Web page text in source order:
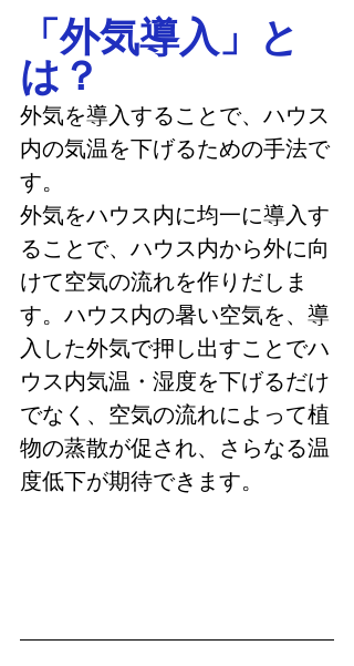
「外気導入」と
は？
外気を導入することで、ハウス
内の気温を下げるための手法で
す。
外気をハウス内に均一に導入す
ることで、ハウス内から外に向
けて空気の流れを作りだしま
す。ハウス内の暑い空気を、導
入した外気で押し出すことでハ
ウス内気温・湿度を下げるだけ
でなく、空気の流れによって植
物の蒸散が促され、さらなる温
度低下が期待できます。